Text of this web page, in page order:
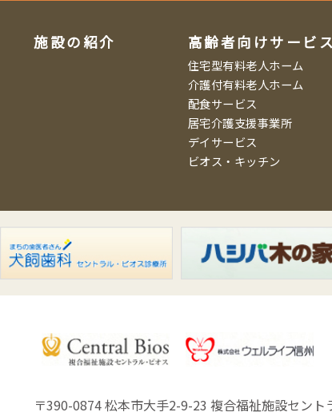
施設の紹介 高齢者向けサービス
住宅型有料老人ホーム
介護付有料老人ホーム
配食サービス
居宅介護支援事業所
デイサービス
ビオス・キッチン
〒390-0874 松本市大手2-9-23 複合福祉施設セント